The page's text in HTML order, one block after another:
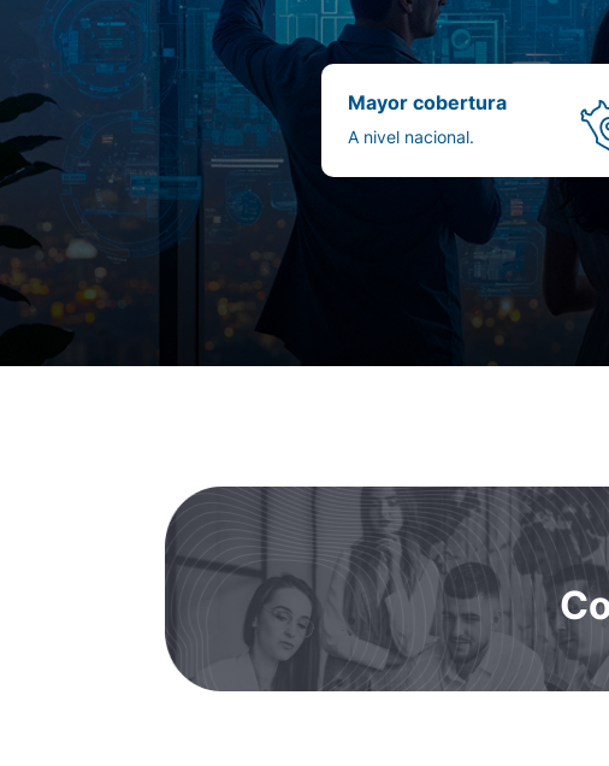
Mayor cobertura
A nivel nacional.